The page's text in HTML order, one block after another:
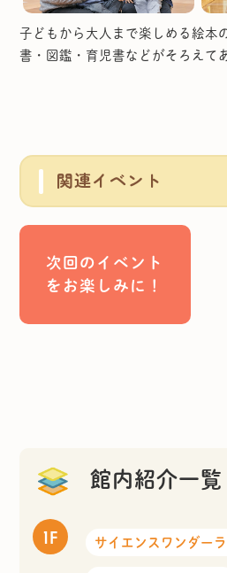
子どもから大人まで楽しめる絵本
書・図鑑・育児書などがそろえて
関連イベント
次回のイベント
をお楽しみに！
館内紹介一覧
1F サイエンスワンダー